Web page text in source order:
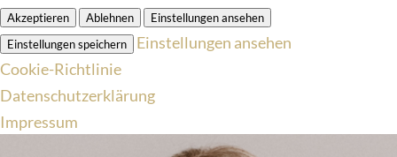
Akzeptieren Ablehnen
Einstellungen ansehen
Einstellungen speichern
Einstellungen ansehen
Cookie-Richtlinie
Datenschutzerklärung
Impressum